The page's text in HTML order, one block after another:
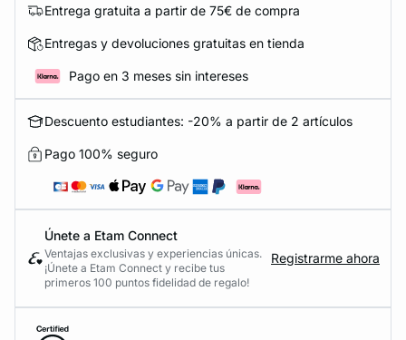
Entrega gratuita a partir de 75€ de compra
Entregas y devoluciones gratuitas en tienda
Pago en 3 meses sin intereses
Descuento estudiantes: -20% a partir de 2 artículos
Pago 100% seguro
Únete a Etam Connect
Ventajas exclusivas y experiencias únicas.
¡Únete a Etam Connect y recibe tus
primeros 100 puntos fidelidad de regalo!
Registrarme ahora